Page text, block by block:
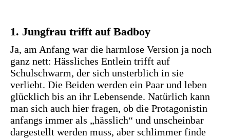
1. Jungfrau trifft auf Badboy
Ja, am Anfang war die harmlose Version ja noch
ganz nett: Hässliches Entlein trifft auf
Schulschwarm, der sich unsterblich in sie
verliebt. Die Beiden werden ein Paar und leben
glücklich bis an ihr Lebensende. Natürlich kann
man sich auch hier fragen, ob die Protagonistin
anfangs immer als „hässlich“ und unscheinbar
dargestellt werden muss, aber schlimmer finde